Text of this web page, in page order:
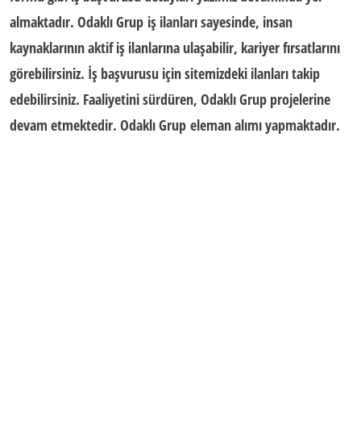
almaktadır. Odaklı Grup iş ilanları sayesinde, insan
kaynaklarının aktif iş ilanlarına ulaşabilir, kariyer fırsatlarını
görebilirsiniz. İş başvurusu için sitemizdeki ilanları takip
edebilirsiniz. Faaliyetini sürdüren, Odaklı Grup projelerine
devam etmektedir. Odaklı Grup eleman alımı yapmaktadır.